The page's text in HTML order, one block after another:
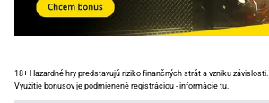
18+ Hazardné hry predstavujú riziko finančných strát a vzniku závislosti.
Využitie bonusov je podmienené registráciou -informácie tu.